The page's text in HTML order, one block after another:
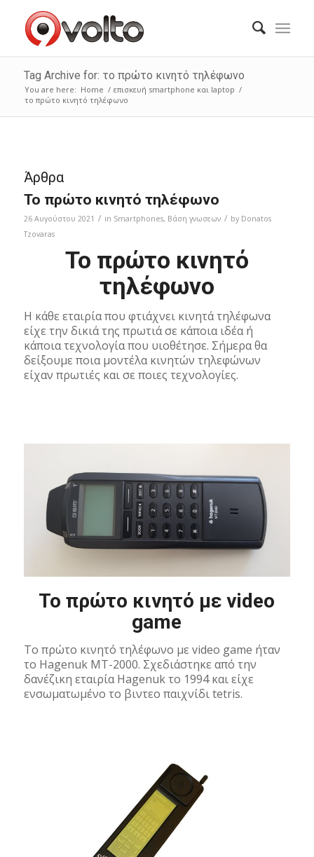
Tag Archive for: το πρώτο κινητό τηλέφωνο
You are here: Home / επισκευή smartphone και laptop /
το πρώτο κινητό τηλέφωνο
Άρθρα
Το πρώτο κινητό τηλέφωνο
26 Αυγούστου 2021 / in Smartphones, Bάση γνωσεων / by Donatos
Tzovaras
Το πρώτο κινητό
τηλέφωνο
Η κάθε εταιρία που φτιάχνει κινητά τηλέφωνα
είχε την δικιά της πρωτιά σε κάποια ιδέα ή
κάποια τεχνολογία που υιοθέτησε. Σήμερα θα
δείξουμε ποια μοντέλα κινητών τηλεφώνων
είχαν πρωτιές και σε ποιες τεχνολογίες.
To πρώτο κινητό με video
game
To πρώτο κινητό τηλέφωνο με video game ήταν
το Hagenuk MT-2000. Σχεδιάστηκε από την
δανέζικη εταιρία Hagenuk το 1994 και είχε
ενσωματωμένο το βιντεο παιχνίδι tetris.